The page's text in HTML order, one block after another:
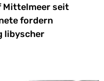
Mittelmeer seit
fordern
libyscher